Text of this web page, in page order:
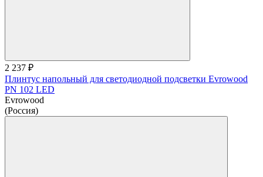
2 237 ₽
Плинтус напольный для светодиодной подсветки Evrowood
PN 102 LED
Evrowood
(Россия)